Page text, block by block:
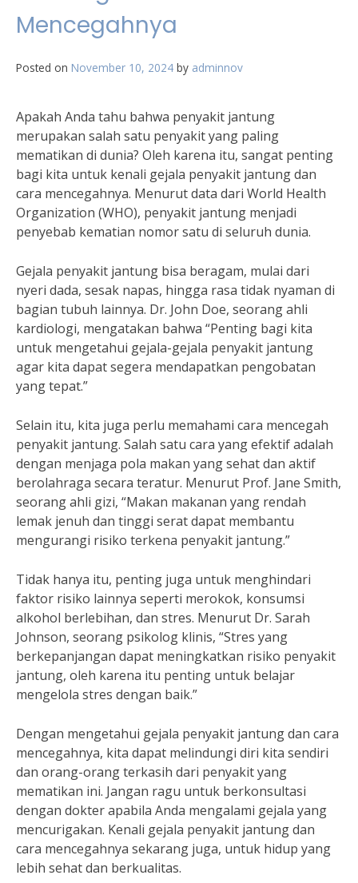
Mencegahnya
Posted on November 10, 2024 by adminnov
Apakah Anda tahu bahwa penyakit jantung
merupakan salah satu penyakit yang paling
mematikan di dunia? Oleh karena itu, sangat penting
bagi kita untuk kenali gejala penyakit jantung dan
cara mencegahnya. Menurut data dari World Health
Organization (WHO), penyakit jantung menjadi
penyebab kematian nomor satu di seluruh dunia.
Gejala penyakit jantung bisa beragam, mulai dari
nyeri dada, sesak napas, hingga rasa tidak nyaman di
bagian tubuh lainnya. Dr. John Doe, seorang ahli
kardiologi, mengatakan bahwa “Penting bagi kita
untuk mengetahui gejala-gejala penyakit jantung
agar kita dapat segera mendapatkan pengobatan
yang tepat.”
Selain itu, kita juga perlu memahami cara mencegah
penyakit jantung. Salah satu cara yang efektif adalah
dengan menjaga pola makan yang sehat dan aktif
berolahraga secara teratur. Menurut Prof. Jane Smith,
seorang ahli gizi, “Makan makanan yang rendah
lemak jenuh dan tinggi serat dapat membantu
mengurangi risiko terkena penyakit jantung.”
Tidak hanya itu, penting juga untuk menghindari
faktor risiko lainnya seperti merokok, konsumsi
alkohol berlebihan, dan stres. Menurut Dr. Sarah
Johnson, seorang psikolog klinis, “Stres yang
berkepanjangan dapat meningkatkan risiko penyakit
jantung, oleh karena itu penting untuk belajar
mengelola stres dengan baik.”
Dengan mengetahui gejala penyakit jantung dan cara
mencegahnya, kita dapat melindungi diri kita sendiri
dan orang-orang terkasih dari penyakit yang
mematikan ini. Jangan ragu untuk berkonsultasi
dengan dokter apabila Anda mengalami gejala yang
mencurigakan. Kenali gejala penyakit jantung dan
cara mencegahnya sekarang juga, untuk hidup yang
lebih sehat dan berkualitas.